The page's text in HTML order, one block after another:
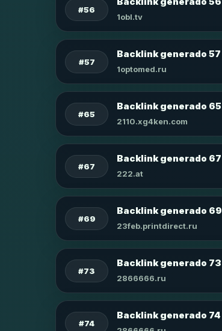
#56
1obl.tv
#57
Backlink generado 57
1optomed.ru
#65
Backlink generado 65
2110.xg4ken.com
#67
Backlink generado 67
222.at
#69
Backlink generado 69
23feb.printdirect.ru
#73
Backlink generado 73
2866666.ru
#74
Backlink generado 74